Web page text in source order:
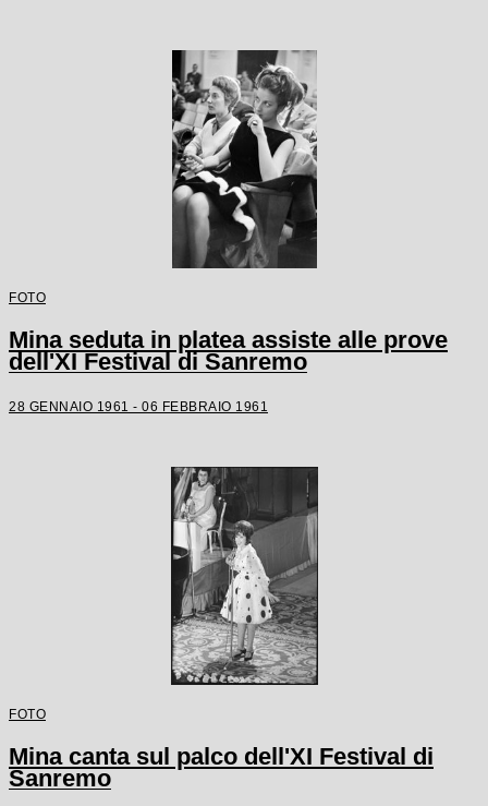
FOTO
Mina seduta in platea assiste alle prove
dell'XI Festival di Sanremo
28 GENNAIO 1961 - 06 FEBBRAIO 1961
FOTO
Mina canta sul palco dell'XI Festival di
Sanremo